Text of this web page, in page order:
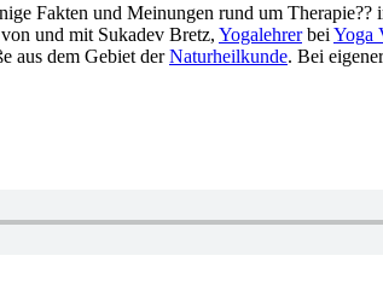
Fakten und Meinungen rund um
von und mit Sukadev Bretz, Yogalehrerbei Yoga
aus dem Gebiet derNaturheilkunde. Bei